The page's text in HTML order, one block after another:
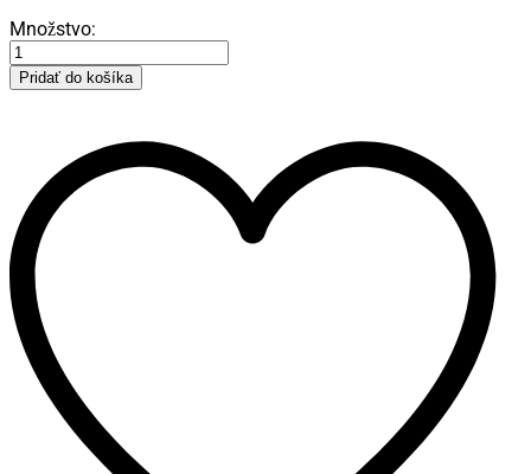
AUDI
A4
Allroad
2016-
VERTIKÁL
množstvo
Množstvo:
Pridať do košíka